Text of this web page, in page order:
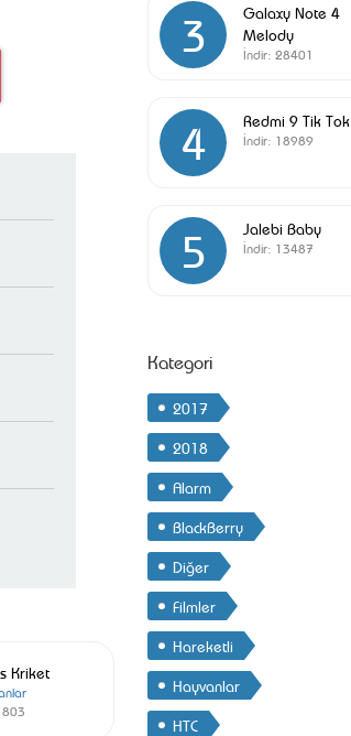
Kriket
803
3
Galaxy Note 4
Melody
İndir: 28401
4 Redmi 9 Tik Tok
İndir: 18989
5 Jalebi Baby
İndir: 13487
Kategori
2017
2018
Alarm
BlackBerry
Diğer
Filmler
Hareketli
Hayvanlar
HTC